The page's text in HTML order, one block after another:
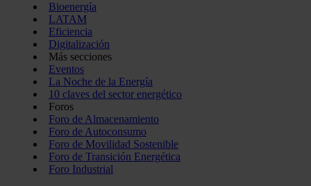
Bioenergía
LATAM
Eficiencia
Digitalización
Más secciones
Eventos
La Noche de la Energía
10 claves del sector energético
Foros
Foro de Almacenamiento
Foro de Autoconsumo
Foro de Movilidad Sostenible
Foro de Transición Energética
Foro Industrial